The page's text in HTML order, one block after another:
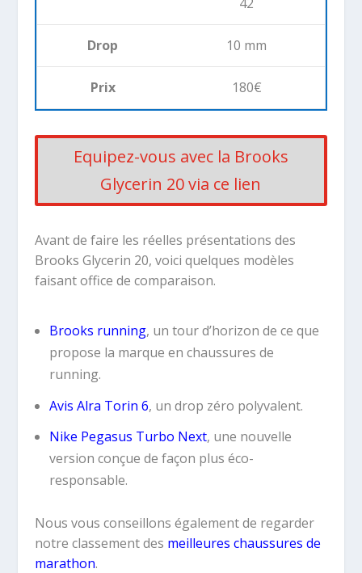
Drop 10 mm
Prix 180€
Equipez-vous avec la Brooks
Glycerin 20 via ce lien
Avant de faire les réelles présentations des
Brooks Glycerin 20, voici quelques modèles
faisant office de comparaison.
Brooks running, un tour d’horizon de ce que
propose la marque en chaussures de
running.
Avis Alra Torin 6, un drop zéro polyvalent.
Nike Pegasus Turbo Next, une nouvelle
version conçue de façon plus éco-
responsable.
Nous vous conseillons également de regarder
notre classement des meilleures chaussures de
marathon.